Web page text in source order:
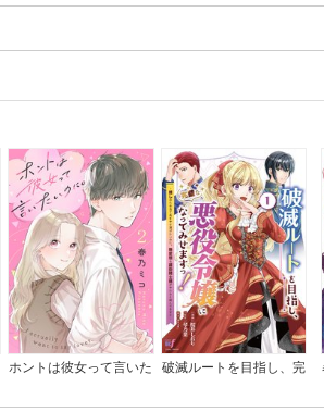
ホントは彼女って言いた
破滅ルートを目指し、完